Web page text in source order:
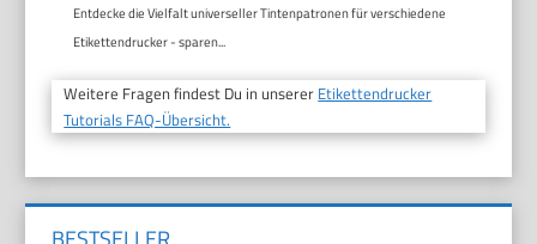
Entdecke die Vielfalt universeller Tintenpatronen für verschiedene
Etikettendrucker - sparen...
Weitere Fragen findest Du in unserer Etikettendrucker
Tutorials FAQ-Übersicht.